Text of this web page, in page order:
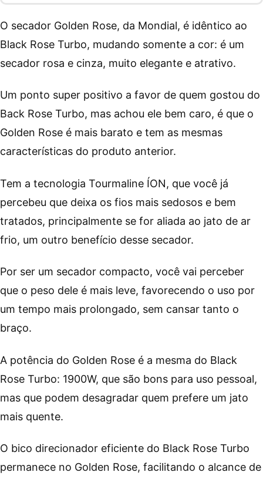
O secador Golden Rose, da Mondial, é idêntico ao
Black Rose Turbo, mudando somente a cor: é um
secador rosa e cinza, muito elegante e atrativo.
Um ponto super positivo a favor de quem gostou do
Back Rose Turbo, mas achou ele bem caro, é que o
Golden Rose é mais barato e tem as mesmas
características do produto anterior.
Tem a tecnologia Tourmaline ÍON, que você já
percebeu que deixa os fios mais sedosos e bem
tratados, principalmente se for aliada ao jato de ar
frio, um outro benefício desse secador.
Por ser um secador compacto, você vai perceber
que o peso dele é mais leve, favorecendo o uso por
um tempo mais prolongado, sem cansar tanto o
braço.
A potência do Golden Rose é a mesma do Black
Rose Turbo: 1900W, que são bons para uso pessoal,
mas que podem desagradar quem prefere um jato
mais quente.
O bico direcionador eficiente do Black Rose Turbo
permanece no Golden Rose, facilitando o alcance de